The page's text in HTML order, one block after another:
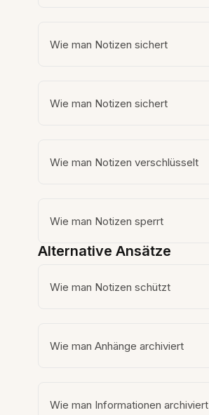
Wie man Notizen sichert
Wie man Notizen sichert
Wie man Notizen verschlüsselt
Wie man Notizen sperrt
Alternative Ansätze
Wie man Notizen schützt
Wie man Anhänge archiviert
Wie man Informationen archiviert